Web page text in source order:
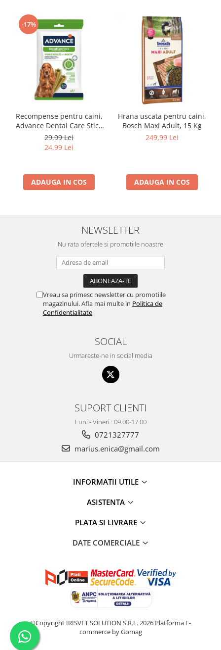
-17%
Recompense pentru caini,
Advance Dental Care Stick
Medium/Maxi, 180g
29,99 Lei
24,99 Lei
ADAUGA IN COS
Hrana uscata pentru caini,
Bosch Maxi Adult, 15 Kg
249,99 Lei
ADAUGA IN COS
NEWSLETTER
Nu rata ofertele si promotiile noastre
Vreau sa primesc newsletter cu promotiile
magazinului. Afla mai multe in Politica de
Confidentialitate
SOCIAL
Urmareste-ne in social media
SUPORT CLIENTI
Luni - Vineri : 09.00-17.00
0721327777
marius.enica@gmail.com
INFORMATII UTILE
ASISTENTA
PLATA SI LIVRARE
DATE COMERCIALE
©Copyright IRISVET SOLUTION S.R.L. 2026 Platforma E-
commerce by Gomag